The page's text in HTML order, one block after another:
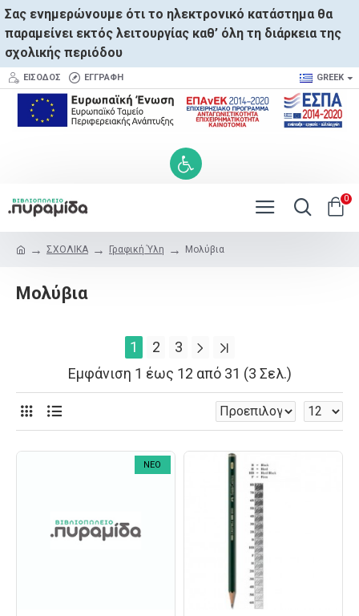
Σας ενημερώνουμε ότι το ηλεκτρονικό κατάστημα θα
παραμείνει εκτός λειτουργίας καθ’ όλη τη διάρκεια της
σχολικής περιόδου
ΕΊΣΟΔΟΣ ΕΓΓΡΑΦΉ GREEK
0
ΣΧΟΛΙΚΑ Γραφική Ύλη Μολύβια
Μολύβια
1 2
3
Εμφάνιση 1 έως 12 από 31 (3 Σελ.)
NEO